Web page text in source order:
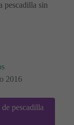
pescadilla sin
2016
pescadilla